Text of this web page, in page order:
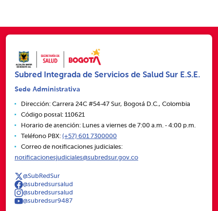
Subred Integrada de Servicios de Salud Sur E.S.E.
Sede Administrativa
Dirección: Carrera 24C #54‑47 Sur, Bogotá D.C., Colombia
Código postal: 110621
Horario de atención: Lunes a viernes de 7:00 a.m. ‑ 4:00 p.m.
Teléfono PBX: (+57) 601 7300000
Correo de notificaciones judiciales:
notificacionesjudiciales@subredsur.gov.co
@SubRedSur
@subredsursalud
@subredsursalud
@subredsur9487